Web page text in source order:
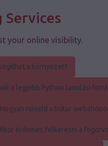
Services
your online visibility.
a környezet?
a legjobb Python tanulási
Hogyan növeld a bútor
érdemes felkeresni a